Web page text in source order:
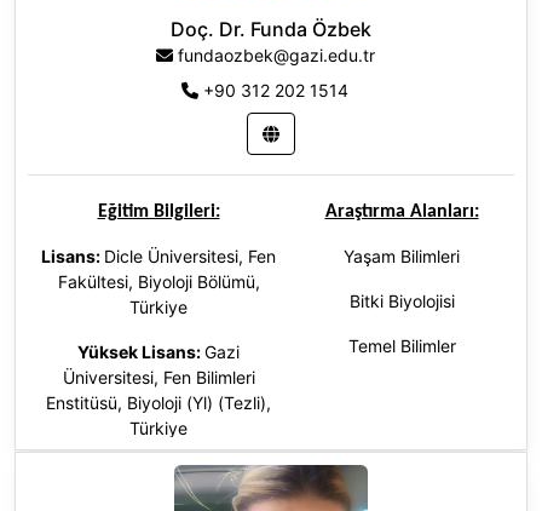
Doç. Dr. Funda Özbek
fundaozbek@gazi.edu.tr
+90 312 202 1514
Eğitim Bilgileri: Araştırma Alanları:
Lisans: Dicle Üniversitesi, Fen
Fakültesi, Biyoloji Bölümü,
Türkiye
Yüksek Lisans:Gazi
Üniversitesi, Fen Bilimleri
Enstitüsü, Biyoloji (Yl) (Tezli),
Türkiye
Gazi Üniversitesi, Fen
Bilimleri Enstitüsü, Türkiye
Yaşam Bilimleri
Bitki Biyolojisi
Temel Bilimler